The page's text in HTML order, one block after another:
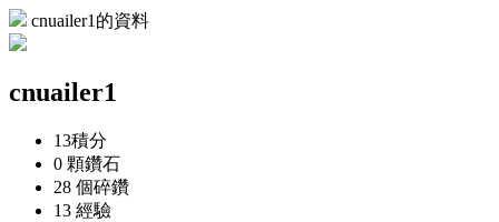
cnuailer1的資料
cnuailer1
13積分
0 顆鑽石
28 個碎鑽
13 經驗